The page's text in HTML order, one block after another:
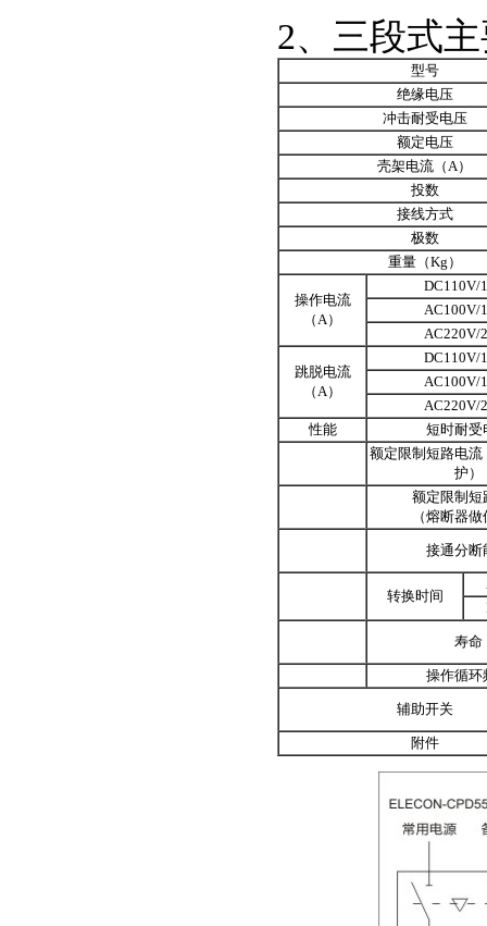
2、三段式
型号
绝缘电压
冲击耐受电压
额定电压
壳架电流（A）
投数
接线方式
极数
重量（Kg）
操作电流
（A）
DC110V/
AC100V/
AC220V/
跳脱电流
（A）
DC110V/
AC100V/
AC220V/
性能
短时耐受
额定限制短路电流
护）
额定限制短
（熔断器
接通分断
转换时间
寿命
操作循环
辅助开关
附件